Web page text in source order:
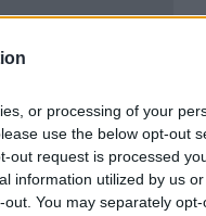
or processing of your
use the below opt-out
out request is processed
information utilized by us
You may separately